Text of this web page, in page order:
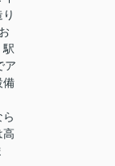
駅
ア
備
高